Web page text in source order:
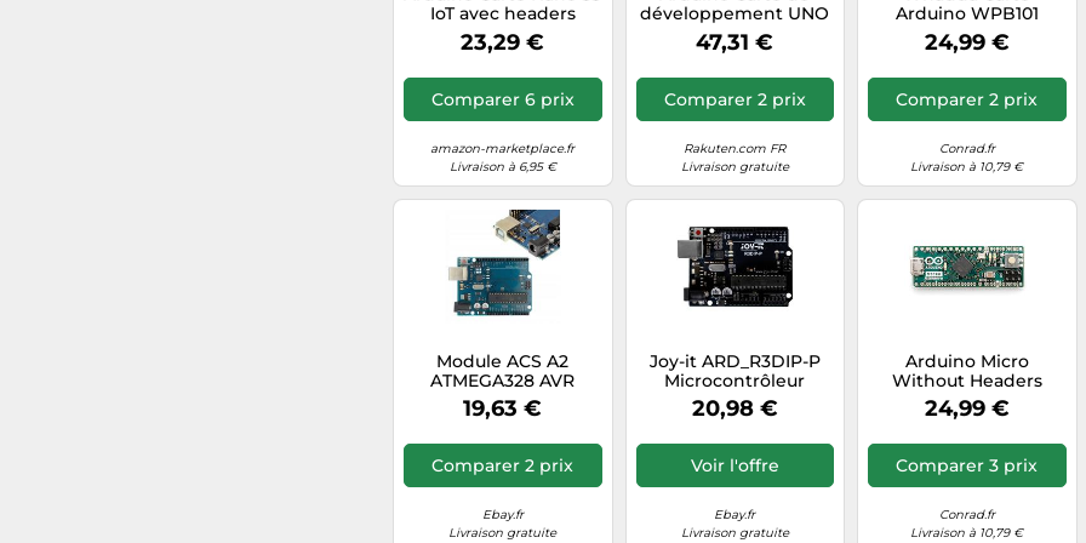
IoT avec headers
23,29 €
Comparer 6 prix
amazon-marketplace.fr
Livraison à 6,95 €
développement UNO
Rev3
47,31 €
Comparer 2 prix
Rakuten.com FR
Livraison gratuite
Arduino WPB101
24,99 €
Comparer 2 prix
Conrad.fr
Livraison à 10,79 €
Module ACS A2
ATMEGA328 AVR
compatible avec
Arduino UNO R3
19,63 €
Comparer 2 prix
Ebay.fr
Livraison gratuite
Joy-it ARD_R3DIP-P
Microcontrôleur
Arduino -R3DIP
PRECISION- (UNO
20,98 €
Voir l'offre
Ebay.fr
Livraison gratuite
Arduino Micro
Without Headers
[A000093] - Carte
compacte avec
ATmega32U4, sans
connecteurs, idéale
électroniques, Robots
et Applications DIY
24,99 €
Comparer 3 prix
Conrad.fr
Livraison à 10,79 €